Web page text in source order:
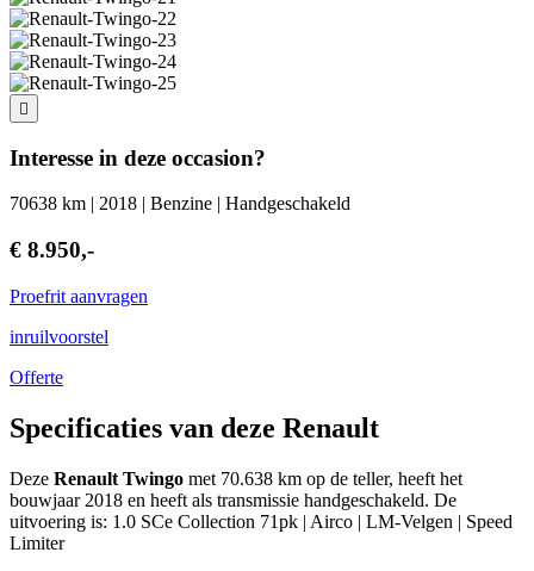
Interesse in deze occasion?
70638 km | 2018 | Benzine | Handgeschakeld
€ 8.950,-
Proefrit aanvragen
inruilvoorstel
Offerte
Specificaties van deze Renault
Deze Renault Twingo met 70.638 km op de teller, heeft het
bouwjaar 2018 en heeft als transmissie handgeschakeld. De
uitvoering is: 1.0 SCe Collection 71pk | Airco | LM-Velgen | Speed
Limiter